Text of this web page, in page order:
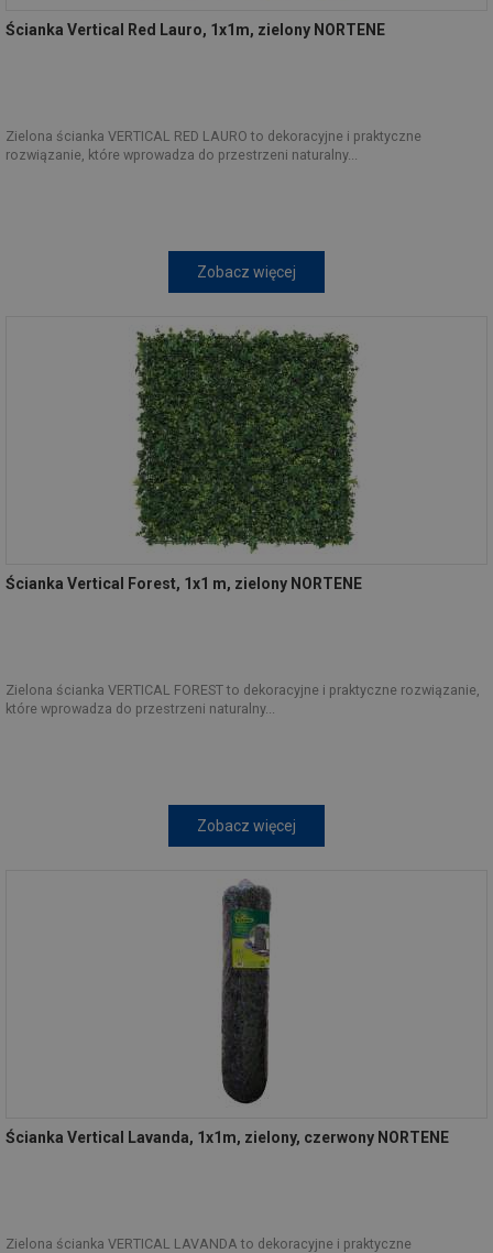
Ścianka Vertical Red Lauro, 1x1m, zielony NORTENE
Zielona ścianka VERTICAL RED LAURO to dekoracyjne i praktyczne
rozwiązanie, które wprowadza do przestrzeni naturalny...
Zobacz więcej
Ścianka Vertical Forest, 1x1 m, zielony NORTENE
Zielona ścianka VERTICAL FOREST to dekoracyjne i praktyczne rozwiązanie,
które wprowadza do przestrzeni naturalny...
Zobacz więcej
Ścianka Vertical Lavanda, 1x1m, zielony, czerwony NORTENE
Zielona ścianka VERTICAL LAVANDA to dekoracyjne i praktyczne